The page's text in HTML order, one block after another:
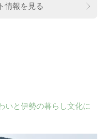
情報を見る
いと伊勢の暮らし文化に